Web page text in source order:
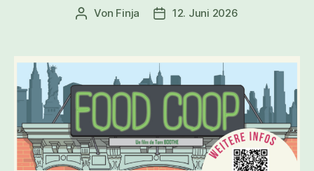
Beitragsautor
Von Finja Veröffentlichungsdatum
12. Juni 2026